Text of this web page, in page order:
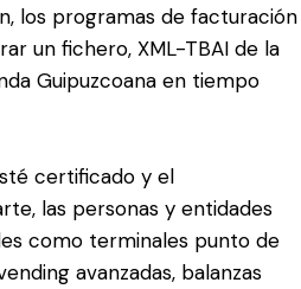
los programas de facturación
un fichero, XML-TBAI de la
Guipuzcoana en tiempo
certificado y el
las personas y entidades
como terminales punto de
avanzadas, balanzas